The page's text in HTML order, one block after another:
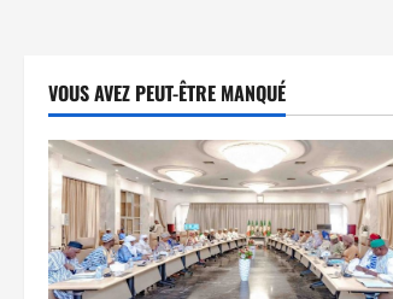
VOUS AVEZ PEUT-ÊTRE MANQUÉ